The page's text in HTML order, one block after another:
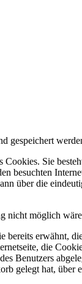
gespeichert
Sie
besuchten
über die
nicht möglich
bereits erwähnt,
die
Benutzers
gelegt hat, über